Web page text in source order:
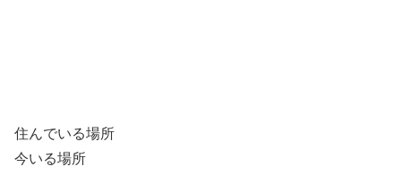
住んでいる場所
今いる場所